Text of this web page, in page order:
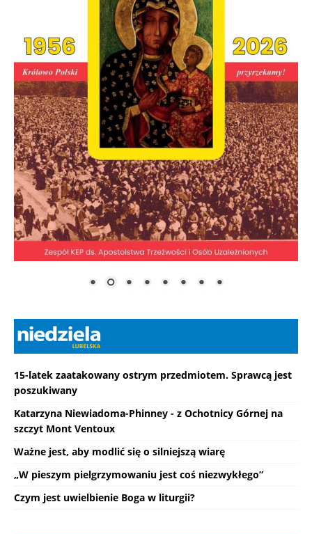
15-latek zaatakowany ostrym przedmiotem. Sprawcą jest
poszukiwany
Katarzyna Niewiadoma-Phinney - z Ochotnicy Górnej na
szczyt Mont Ventoux
Ważne jest, aby modlić się o silniejszą wiarę
„W pieszym pielgrzymowaniu jest coś niezwykłego”
Czym jest uwielbienie Boga w liturgii?